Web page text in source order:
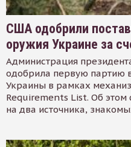
США одобрили
оружия Украине за
Администрация
одобрила первую партию
Украины в рамках
Requirements List. Об
на два источника,